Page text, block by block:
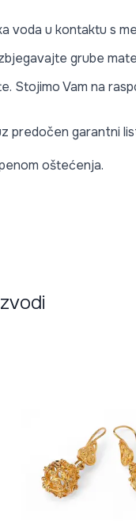
voda u kontaktu s
grube
Stojimo Vam na
predočen garantni
oštećenja.